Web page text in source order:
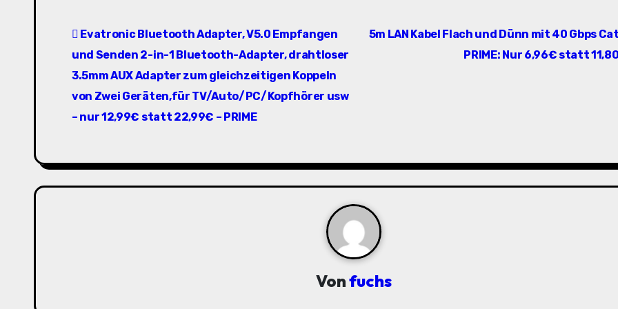
a
g
Evatronic Bluetooth Adapter, V5.0 Empfangen
und Senden 2-in-1 Bluetooth-Adapter, drahtloser
3.5mm AUX Adapter zum gleichzeitigen Koppeln
von Zwei Geräten,für TV/Auto/PC/Kopfhörer usw
– nur 12,99€ statt 22,99€ – PRIME
5m LAN Kabel Flach und Dünn mit 40 Gbps
PRIME: Nur 6,96€ statt
Vonfuchs